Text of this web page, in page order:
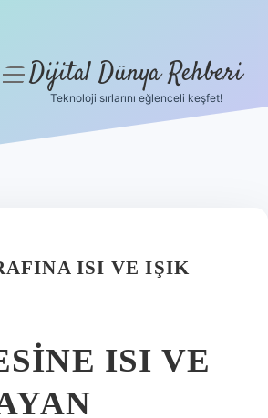
menüyüDijital Dünya Rehberi
Teknoloji sırlarını eğlenceli keşfet!
ISI VE IŞIK
ISI VE